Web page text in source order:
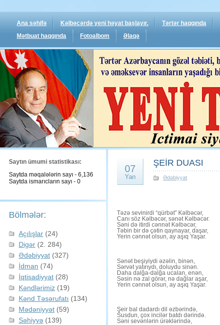
Ana səhifə Kəlbəcərdə yeni həyat başlayır.
Tərtər haqqında
Mətbuat haqqında
Fotoalbom Əlaqə
Saytın ümumi statistikası:
Saytda məqalələrin sayı - 6,136
Saytda ismarıcların sayı - 0
Bölmələr:
Açılışlar (24)
Digər (2. 284)
Ədəbiyyat (327)
İdman (74)
İqtisadiyyat (28)
Kəndlərimiz (19)
Kənd Təsərufatı (134)
Mədəniyyət (59)
Səhiyyə (139)
07
Yan
ŞEİR DUASI
Ədəbiyyat
Təzə sevinirdi “qürbət” Kəlbəcər,
Canı söz Kəlbəcər, sənət Kəlbəcər.
Səni də itirdi cənnət Kəlbəcər,
Təbin bir də çətin qaynayar, daşar,
Yerin cənnət olsun, ay aşıq Yaşar.
Sənət beşiyiydi əzəlin, binən,
Sərvət yatırıydı, doluydu sinən.
Daha dalğa-dalğa ucalan, enən,
Səsin nə zal görər, nə dağlar aşar,
Yerin cənnət olsun, ay aşıq Yaşar.
Şeir bal dadardı dil əzbərində,
Susdun, çox incilər batdı dərində.
Səni sevənlərin ürəklərində,